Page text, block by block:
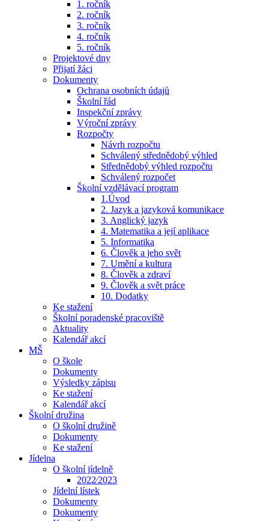
1. ročník
2. ročník
3. ročník
4. ročník
5. ročník
Projektové dny
Přijatí žáci
Dokumenty
Ochrana osobních údajů
Školní řád
Inspekční zprávy
Výroční zprávy
Rozpočty
Návrh rozpočtu
Schválený střednědobý výhled
Střednědobý výhled rozpočtu
Schválený rozpočet
Školní vzdělávací program
1.Úvod
2. Jazyk a jazyková komunikace
3. Anglický jazyk
4. Matematika a její aplikace
5. Informatika
6. Člověk a jeho svět
7. Umění a kultura
8. Člověk a zdraví
9. Člověk a svět práce
10. Dodatky
Ke stažení
Školní poradenské pracoviště
Aktuality
Kalendář akcí
MŠ
O škole
Dokumenty
Výsledky zápisu
Ke stažení
Kalendář akcí
Školní družina
O školní družině
Dokumenty
Ke stažení
Jídelna
O školní jídelně
2022⁄2023
Jídelní lístek
Dokumenty
Dokumenty